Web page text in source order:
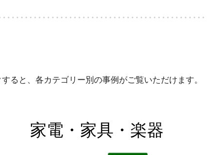
と、各カテゴリー別の事例がご覧いただけます。
家電・家具・楽器